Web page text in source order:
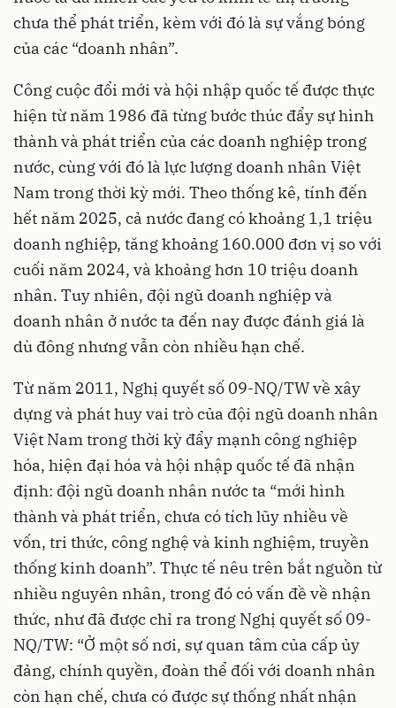
chưa thể phát triển, kèm với đó là sự vắng bóng
của các “doanh nhân”.
Công cuộc đổi mới và hội nhập quốc tế được thực
hiện từ năm 1986 đã từng bước thúc đẩy sự hình
thành và phát triển của các doanh nghiệp trong
nước, cùng với đó là lực lượng doanh nhân Việt
Nam trong thời kỳ mới. Theo thống kê, tính đến
hết năm 2025, cả nước đang có khoảng 1,1 triệu
doanh nghiệp, tăng khoảng 160.000 đơn vị so với
cuối năm 2024, và khoảng hơn 10 triệu doanh
nhân. Tuy nhiên, đội ngũ doanh nghiệp và
doanh nhân ở nước ta đến nay được đánh giá là
dù đông nhưng vẫn còn nhiều hạn chế.
Từ năm 2011, Nghị quyết số 09-NQ/TW về xây
dựng và phát huy vai trò của đội ngũ doanh nhân
Việt Nam trong thời kỳ đẩy mạnh công nghiệp
hóa, hiện đại hóa và hội nhập quốc tế đã nhận
định: đội ngũ doanh nhân nước ta “mới hình
thành và phát triển, chưa có tích lũy nhiều về
vốn, tri thức, công nghệ và kinh nghiệm, truyền
thống kinh doanh”. Thực tế nêu trên bắt nguồn từ
nhiều nguyên nhân, trong đó có vấn đề về nhận
thức, như đã được chỉ ra trong Nghị quyết số 09-
NQ/TW: “Ở một số nơi, sự quan tâm của cấp ủy
đảng, chính quyền, đoàn thể đối với doanh nhân
còn hạn chế, chưa có được sự thống nhất nhận